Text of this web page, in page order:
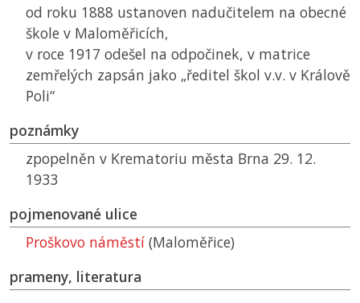
od roku 1888 ustanoven nadučitelem na obecné
škole v Maloměřicích,
v roce 1917 odešel na odpočinek, v matrice
zemřelých zapsán jako „ředitel škol v.v. v Králově
Poli“
poznámky
zpopelněn v Krematoriu města Brna 29. 12.
1933
pojmenované ulice
Proškovo náměstí (Maloměřice)
prameny, literatura